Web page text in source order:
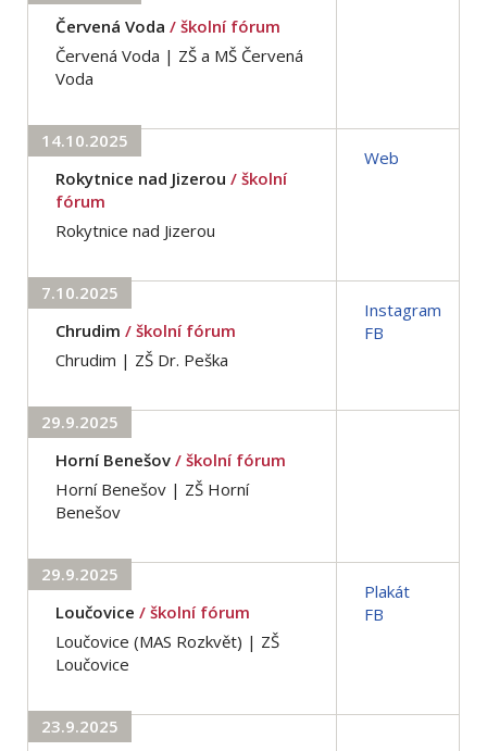
Červená Voda / školní fórum
Červená Voda | ZŠ a MŠ Červená
Voda
14.10.2025
Rokytnice nad Jizerou / školní
fórum
Rokytnice nad Jizerou
Web
7.10.2025
Chrudim / školní fórum
Chrudim | ZŠ Dr. Peška
Instagram
FB
29.9.2025
Horní Benešov / školní fórum
Horní Benešov | ZŠ Horní
Benešov
29.9.2025
Loučovice / školní fórum
Loučovice (MAS Rozkvět) | ZŠ
Loučovice
Plakát
FB
23.9.2025